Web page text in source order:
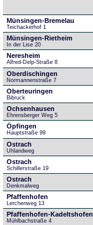
Münsingen-Bremelau
Teichackerhof 1
Münsingen-Rietheim
In der Lise 20
Neresheim
Alfred-Delp-Straße 8
Oberdischingen
Normannenstraße 7
Oberteuringen
Bibruck
Ochsenhausen
Ehrensberger Weg 5
Öpfingen
Hauptstraße 99
Ostrach
Uhlandweg
Ostrach
Schillerstraße 19
Ostrach
Denkmalweg
Pfaffenhofen
Lerchenweg 13
Pfaffenhofen-Kadeltshofen
Mühlbachstraße 4